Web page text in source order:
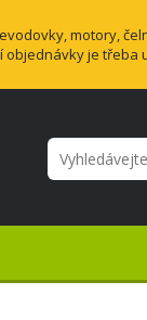
motory,
objednávky je třeba